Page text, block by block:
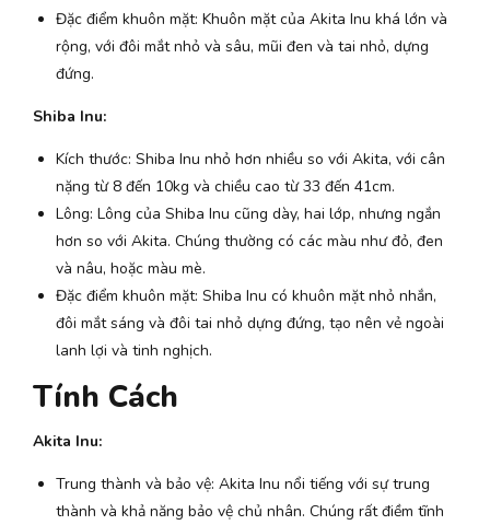
Đặc điểm khuôn mặt: Khuôn mặt của Akita Inu khá lớn và
rộng, với đôi mắt nhỏ và sâu, mũi đen và tai nhỏ, dựng
đứng.
Shiba Inu:
Kích thước: Shiba Inu nhỏ hơn nhiều so với Akita, với cân
nặng từ 8 đến 10kg và chiều cao từ 33 đến 41cm.
Lông: Lông của Shiba Inu cũng dày, hai lớp, nhưng ngắn
hơn so với Akita. Chúng thường có các màu như đỏ, đen
và nâu, hoặc màu mè.
Đặc điểm khuôn mặt: Shiba Inu có khuôn mặt nhỏ nhắn,
đôi mắt sáng và đôi tai nhỏ dựng đứng, tạo nên vẻ ngoài
lanh lợi và tinh nghịch.
Tính Cách
Akita Inu:
Trung thành và bảo vệ: Akita Inu nổi tiếng với sự trung
thành và khả năng bảo vệ chủ nhân. Chúng rất điềm tĩnh